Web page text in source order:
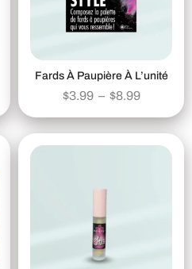
Fards À Paupière À L’unité
$3.99 – $8.99